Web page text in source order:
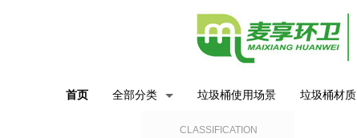
首页 全部分类 垃圾桶使用场景 垃圾桶材质
CLASSIFICATION